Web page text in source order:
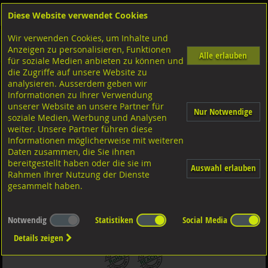
Shop Schrauben Aussensechskant
Feingewinde mit Schaft
10.9 Stahl schwarz
Sechskantschr. mit Schaft mit Feingew., DIN960 ISO8675
10.9 blank MF18x1,5x80
Diese Website verwendet Cookies
Wir verwenden Cookies, um Inhalte und
Anzeigen zu personalisieren, Funktionen
für soziale Medien anbieten zu können und
die Zugriffe auf unsere Website zu
analysieren. Ausserdem geben wir
Informationen zu Ihrer Verwendung
unserer Website an unsere Partner für
soziale Medien, Werbung und Analysen
weiter. Unsere Partner führen diese
Informationen möglicherweise mit weiteren
Daten zusammen, die Sie ihnen
bereitgestellt haben oder die sie im
Rahmen Ihrer Nutzung der Dienste
gesammelt haben.
Alle erlauben
Nur Notwendige
Auswahl erlauben
Notwendig Statistiken
Social Media
Details zeigen